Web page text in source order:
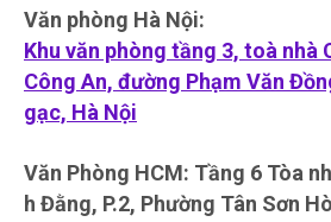
Văn phòng Hà Nội:
Khu văn phòng tầng 3, toà nhà
Công An, đường Phạm Văn
gạc, Hà Nội
Văn Phòng HCM: Tầng 6 Tòa
h Đằng, P.2, Phường Tân Sơn